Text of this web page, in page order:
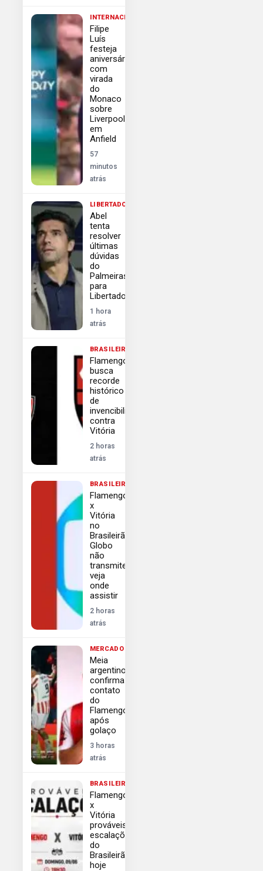
INTERNACIONAL
Filipe
Luís
festeja
aniversário
com
virada
do
Monaco
sobre
Liverpool
em
Anfield
57
minutos
atrás
LIBERTADORES
Abel
tenta
resolver
últimas
dúvidas
do
Palmeiras
para
Libertadores
1 hora
atrás
BRASILEIRÃO
Flamengo
busca
recorde
histórico
de
invencibilidade
contra
Vitória
2 horas
atrás
BRASILEIRÃO
Flamengo
x
Vitória
no
Brasileirão
Globo
não
transmite
veja
onde
assistir
2 horas
atrás
MERCADO
Meia
argentino
confirma
contato
do
Flamengo
após
golaço
3 horas
atrás
BRASILEIRÃO
Flamengo
x
Vitória
prováveis
escalações
do
Brasileirão
hoje